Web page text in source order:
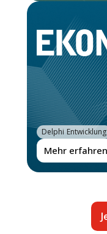
Mehr erfahren
Delphi Entwicklung